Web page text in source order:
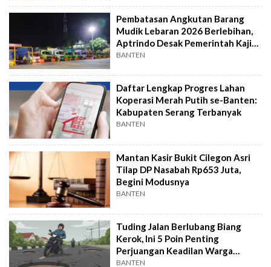
Pembatasan Angkutan Barang
Mudik Lebaran 2026 Berlebihan,
Aptrindo Desak Pemerintah Kaji
Ulang
BANTEN
Daftar Lengkap Progres Lahan
Koperasi Merah Putih se-Banten:
Kabupaten Serang Terbanyak
BANTEN
Mantan Kasir Bukit Cilegon Asri
Tilap DP Nasabah Rp653 Juta,
Begini Modusnya
BANTEN
Tuding Jalan Berlubang Biang
Kerok, Ini 5 Poin Penting
Perjuangan Keadilan Warga
Banten
BANTEN